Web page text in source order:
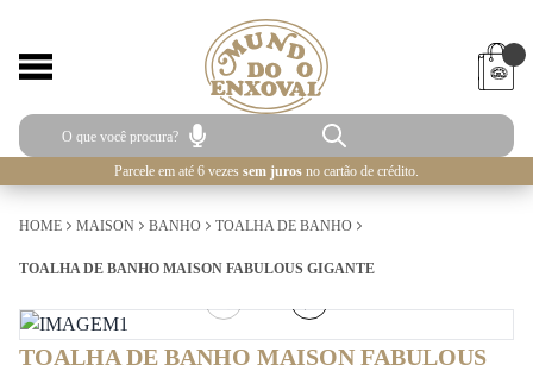
Parcele em até 6 vezes sem juros no cartão de crédito.
HOME MAISON BANHO TOALHA DE BANHO
TOALHA DE BANHO MAISON FABULOUS GIGANTE
TOALHA DE BANHO MAISON FABULOUS